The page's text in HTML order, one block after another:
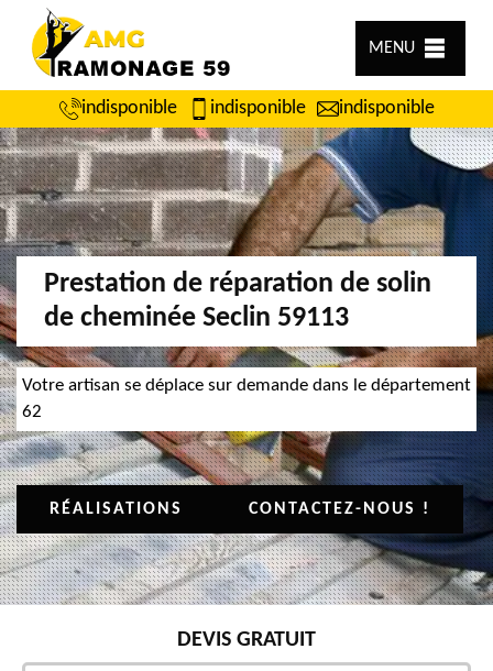
MENU
indisponible indisponible indisponible
Prestation de réparation de solin
de cheminée Seclin 59113
Votre artisan se déplace sur demande dans le département
62
RÉALISATIONS CONTACTEZ-NOUS !
DEVIS GRATUIT